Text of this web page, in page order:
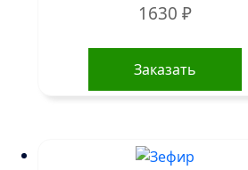
1630 ₽
Заказать